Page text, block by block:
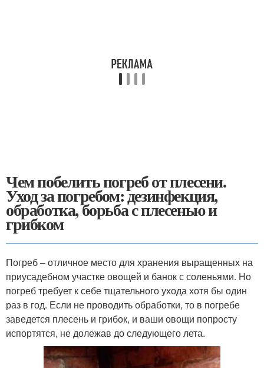
Чем побелить погреб от плесени.
Уход за погребом: дезинфекция,
обработка, борьба с плесенью и
грибком
Погреб – отличное место для хранения выращенных на
приусадебном участке овощей и банок с соленьями. Но
погреб требует к себе тщательного ухода хотя бы один
раз в год. Если не проводить обработки, то в погребе
заведется плесень и грибок, и ваши овощи попросту
испортятся, не долежав до следующего лета.